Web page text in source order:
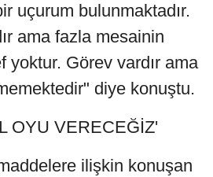
uçurum bulunmaktadır.
ama fazla mesainin
yoktur. Görev vardır ama
diye konuştu.
OYU VERECEĞİZ'
ilişkin konuşan